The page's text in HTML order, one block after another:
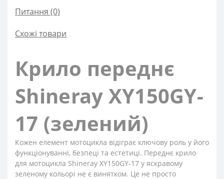
Питання (0)
Схожі товари
Крило переднє
Shineray XY150GY-
17 (зелений)
Кожен елемент мотоцикла відіграє ключову роль у його
функціонуванні, безпеці та естетиці. Переднє крило
для мотоцикла Shineray XY150GY-17 у яскравому
зеленому кольорі не є винятком. Це не просто